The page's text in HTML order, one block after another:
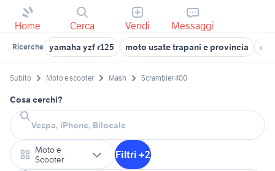
Home Cerca Vendi Messaggi
Ricerche yamaha yzf r125 moto usate trapani e provincia
Subito Moto e scooter Mash Scrambler 400
Cosa cerchi?
Moto e
Scooter
Filtri +2